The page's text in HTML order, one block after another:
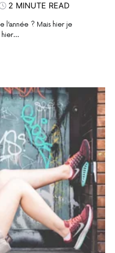
2 MINUTE READ
l’année ? Mais hier je
hier…